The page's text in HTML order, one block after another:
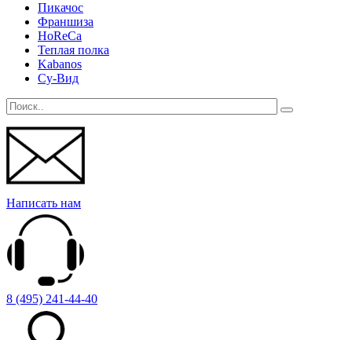
Пикачос
Франшиза
HoReCa
Теплая полка
Kabanos
Су-Вид
Написать нам
8 (495) 241-44-40